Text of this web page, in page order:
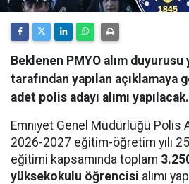
Beklenen PMYO alım duyurusu
tarafından yapılan açıklamaya
adet polis adayı alımı yapılacak.
Emniyet Genel Müdürlüğü Polis
2026-2027 eğitim-öğretim yılı
eğitimi kapsamında toplam
yüksekokulu öğrencisi alımı